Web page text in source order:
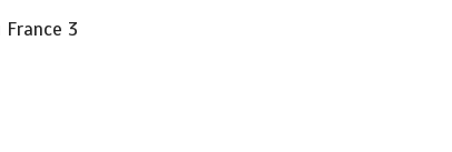
France 3